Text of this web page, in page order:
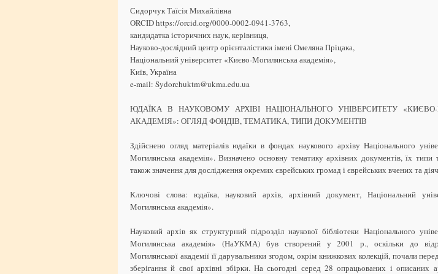
Сидорчук Таїсія Михайлівна
ORCID https://orcid.org/0000-0002-0941-3763,
кандидатка історичних наук, керівниця,
Науково-дослідний центр орієнталістики імені Омеляна Пріцака,
Національний університет «Києво-Могилянська академія»,
Київ, Україна
e-mail: Sydorchuktm@ukma.edu.ua
ЮДАЇКА В НАУКОВОМУ АРХІВІ НАЦІОНАЛЬНОГО УНІВЕРСИТЕТУ
АКАДЕМІЯ»: ОГЛЯД ФОНДІВ, ТЕМАТИКА, ТИПИ ДОКУМЕНТІВ
Здійснено огляд матеріалів юдаїки в фондах наукового архіву Національного
Могилянська академія». Визначено основну тематику архівних документів, їх типи
також значення для дослідження окремих єврейських громад і єврейських вчених та
Ключові слова: юдаїка, науковий архів, архівний документ, Національний
Могилянська академія».
Науковий архів як структурний підрозділ наукової бібліотеки Національного
Могилянська академія» (НаУКМА) був створений у 2001 р., оскільки до
Могилянської академії її дарувальники згодом, окрім книжкових колекцій, почали
зберігання й свої архівні збірки. На сьогодні серед 28 опрацьованих і описаних